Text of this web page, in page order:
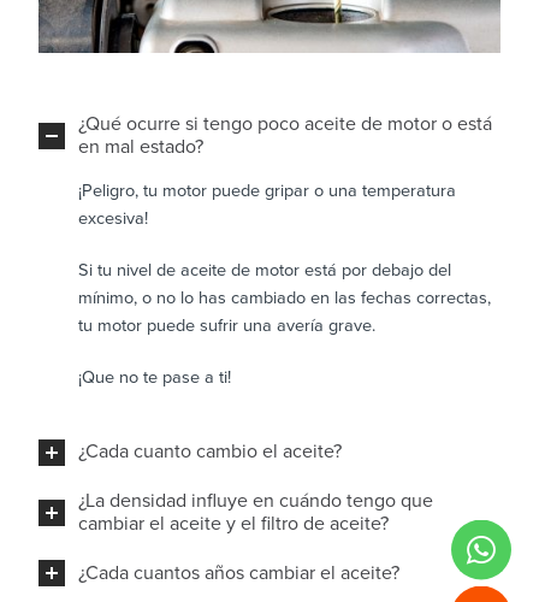
¿Qué ocurre si tengo poco aceite de motor o está
en mal estado?
¡Peligro, tu motor puede gripar o una temperatura
excesiva!
Si tu nivel de aceite de motor está por debajo del
mínimo, o no lo has cambiado en las fechas correctas,
tu motor puede sufrir una avería grave.
¡Que no te pase a ti!
¿Cada cuanto cambio el aceite?
¿La densidad influye en cuándo tengo que
cambiar el aceite y el filtro de aceite?
¿Cada cuantos años cambiar el aceite?